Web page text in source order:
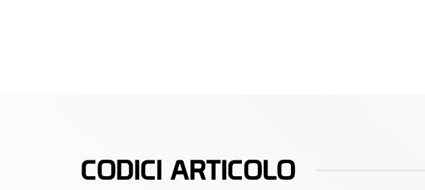
CODICI ARTICOLO